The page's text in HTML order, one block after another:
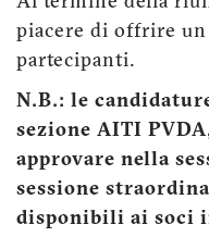
piacere di offrire
partecipanti.
N.B.: le
sezione AITI
approvare nella
sessione
disponibili ai soci